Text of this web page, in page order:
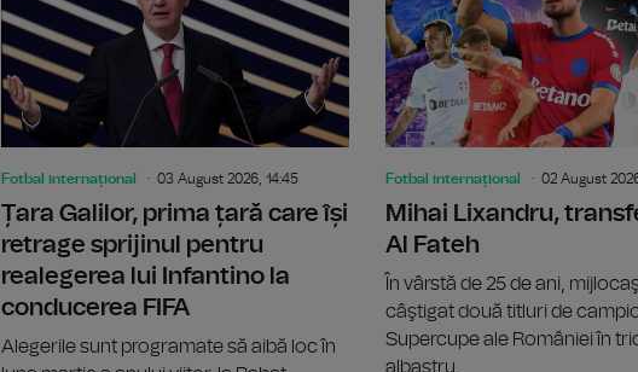
Fotbal internațional 03 August 2026, 14:45
Țara Galilor, prima țară care își
retrage sprijinul pentru
realegerea lui Infantino la
conducerea FIFA
Alegerile sunt programate să aibă loc în
Fotbal internațional 02 August
Mihai Lixandru,
Al Fateh
În vârstă de 25 de ani,
câştigat două titluri de
Supercupe ale României în
albastru.